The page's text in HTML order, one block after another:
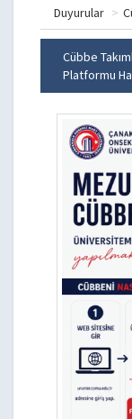
Duyurular >
Cübbe
Platformu